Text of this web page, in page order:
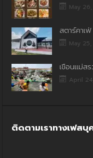
May
สตาร์คาเฟ่
May
เขื่อนแม่ส
April
ติดตามเราทางเฟสบุ